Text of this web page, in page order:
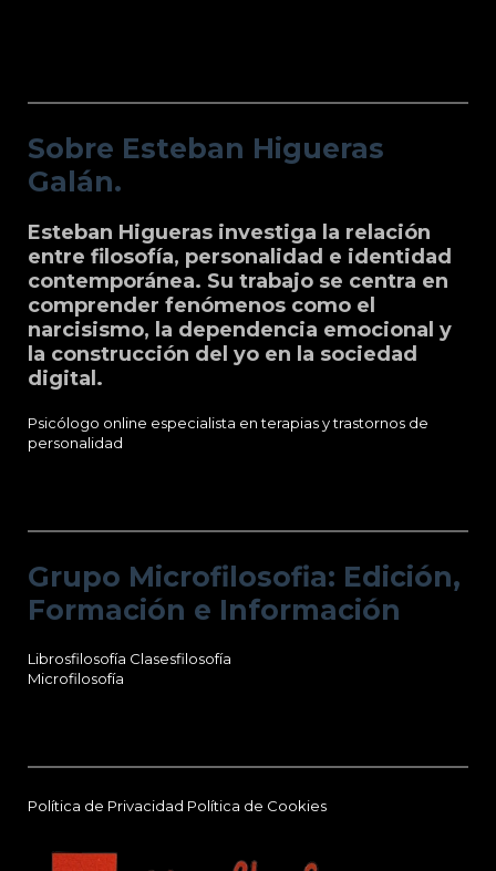
Sobre Esteban Higueras
Galán.
Esteban Higueras investiga la relación
entre filosofía, personalidad e identidad
contemporánea. Su trabajo se centra en
comprender fenómenos como el
narcisismo, la dependencia emocional y
la construcción del yo en la sociedad
digital.
Psicólogo online especialista en terapias y trastornos de
personalidad
Grupo Microfilosofia: Edición,
Formación e Información
Librosfilosofía Clasesfilosofía
Microfilosofía
Política de Privacidad Política de Cookies